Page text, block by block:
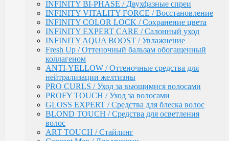
ART TOUCH / Стайлинг
Concept Men / Для мужчин
Salon Total Volume / Уход для придания объема
волосам
Salon Total Soft Care / Деликатный уход для
поврежденных волос
Salon Total Repair / Питание и восстановление
волос
Salon Total Hydro / Увлажняющие средства для
волос
Salon Total Colorsaver / Уход за окрашенными
волосами
Salon Total Basic / Уход для всех типов волос
PEPTIDE FORCE / Пептидное восстановление
NEXT LEVEL BLOND / Комплекс для создания и
поддержания блонда
INFINITY BI-PHASE / Двухфазные спреи
INFINITY VITALITY FORCE / Восстановление
INFINITY COLOR LOCK / Сохранение цвета
INFINITY EXPERT CARE / Салонный уход
INFINITY AQUA BOOST / Увлажнение
Fresh Up / Оттеночный бальзам обогащенный
коллагеном
ANTI-YELLOW / Оттеночные средства для
нейтрализации желтизны
PRO CURLS / Уход за вьющимися волосами
PROFY TOUCH / Уход за волосами
GLOSS EXPERT / Средства для блеска волос
BLOND TOUCH / Средства для осветления
волос
ART TOUCH / Стайлинг